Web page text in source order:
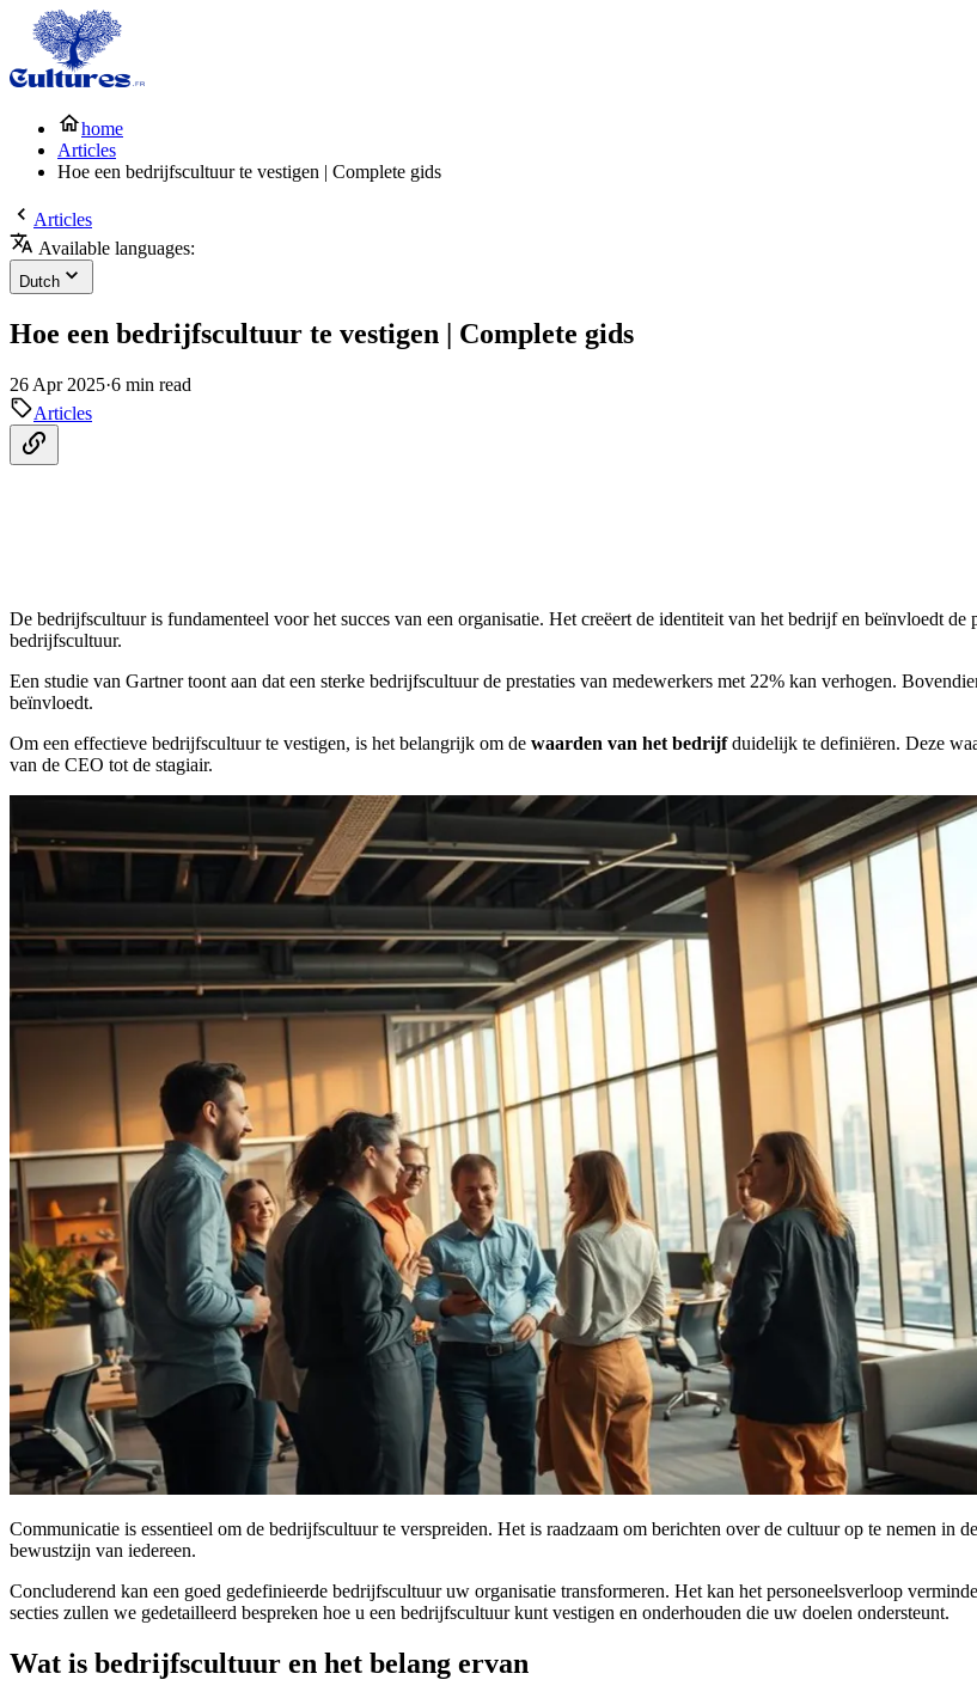
home
Articles
Hoe een bedrijfscultuur te vestigen | Complete gids
Articles
Available languages:
Dutch
Hoe een bedrijfscultuur te vestigen | Complete gids
26 Apr 2025·6 min read
Articles
De bedrijfscultuur is fundamenteel voor het succes van een organisatie. Het creëert de identiteit van het bedrijf en beïnvloedt
bedrijfscultuur.
Een studie van Gartner toont aan dat een sterke bedrijfscultuur de prestaties van medewerkers met 22% kan verhogen.
beïnvloedt.
Om een effectieve bedrijfscultuur te vestigen, is het belangrijk om de waarden van het bedrijfduidelijk te definiëren. Deze
van de CEO tot de stagiair.
Communicatie is essentieel om de bedrijfscultuur te verspreiden. Het is raadzaam om berichten over de cultuur op te nemen in de
bewustzijn van iedereen.
Concluderend kan een goed gedefinieerde bedrijfscultuur uw organisatie transformeren. Het kan het personeelsverloop
secties zullen we gedetailleerd bespreken hoe u een bedrijfscultuur kunt vestigen en onderhouden die uw doelen ondersteunt.
Wat is bedrijfscultuur en het belang ervan